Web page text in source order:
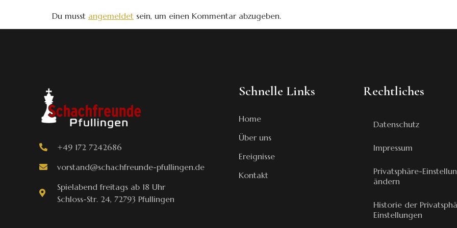
Du musst angemeldet sein, um einen Kommentar abzugeben.
+49 172 7242686
vorstand@schachfreunde-pfullingen.de
Spielabend freitags ab 18 Uhr
Schloss-Str. 24, 72793 Pfullingen
Schnelle Links
Home
Über uns
Ereignisse
Kontakt
Rechtliches
Datenschutz
Impressum
Privatsphäre-
ändern
Historie der
Einstellungen